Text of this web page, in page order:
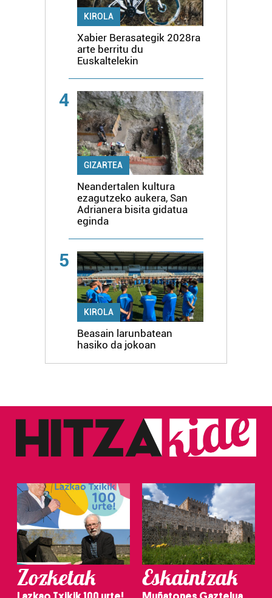
KIROLA
Xabier Berasategik 2028ra
arte berritu du
Euskaltelekin
4
GIZARTEA
Neandertalen kultura
ezagutzeko aukera, San
Adrianera bisita gidatua
eginda
5
KIROLA
Beasain larunbatean
hasiko da jokoan
Zozketak Eskaintzak